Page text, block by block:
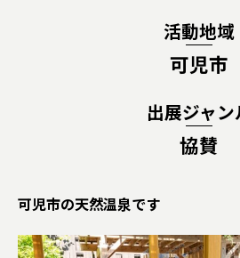
活動地域
可児市
出展ジャン
協賛
可児市の天然温泉です